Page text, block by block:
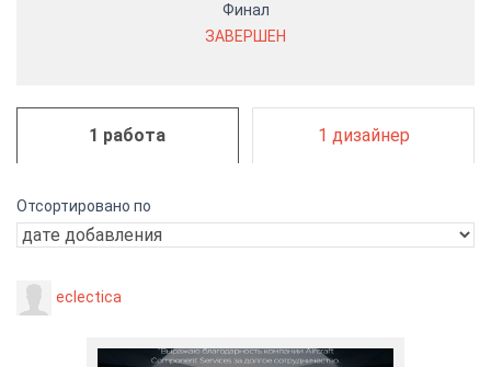
Финал
ЗАВЕРШЕН
1 работа 1 дизайнер
Отсортировано по
eclectica